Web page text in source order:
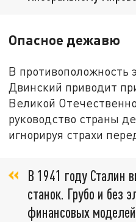
Опасное дежавю
В противоположность
Двинский приводит
Великой
руководство страны
игнорируя страхи
В 1941 году Сталин
станок. Грубо и без
финансовых